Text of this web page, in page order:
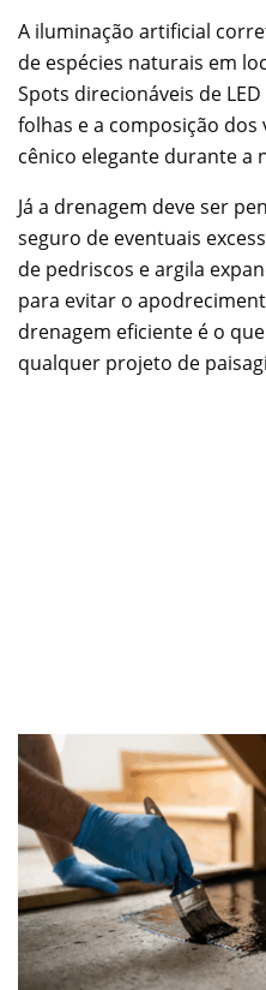
A iluminação artificial
de espécies naturais em
Spots direcionáveis de
folhas e a composição
cênico elegante durante a
Já a drenagem deve ser
seguro de eventuais
de pedriscos e argila
para evitar o
drenagem eficiente é o
qualquer projeto de